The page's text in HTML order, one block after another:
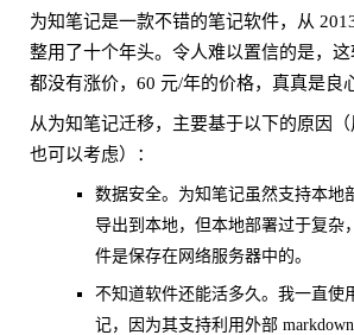
为知笔记是一款不错的笔记软件，从
整用了十个年头。令人难以置信的是，
都没有涨价，60 元/年的价格，真真是良
从为知笔记迁移，主要基于以下的原因
也可以考虑）：
数据安全。为知笔记虽然支持本地
导出到本地，但本地部署过于复杂
件是保存在网络服务器中的。
不知道软件还能活多久。我一直使
记，因为其支持利用外部